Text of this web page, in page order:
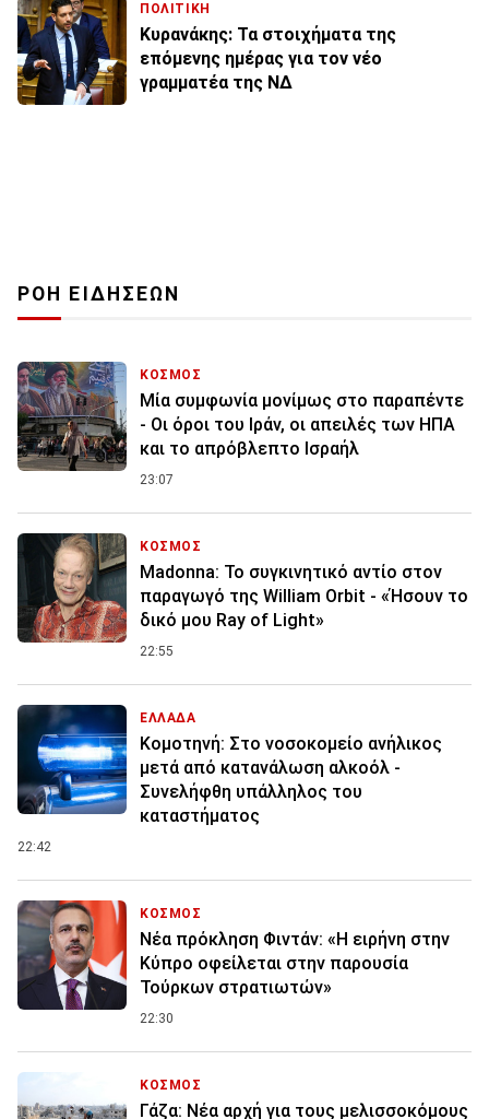
ΠΟΛΙΤΙΚΗ
Κυρανάκης: Τα στοιχήματα της
επόμενης ημέρας για τον νέο
γραμματέα της ΝΔ
ΡΟΗ ΕΙΔΗΣΕΩΝ
ΚΟΣΜΟΣ
Μία συμφωνία μονίμως στο παραπέντε
- Οι όροι του Ιράν, οι απειλές των ΗΠΑ
και το απρόβλεπτο Ισραήλ
23:07
ΚΟΣΜΟΣ
Madonna: Το συγκινητικό αντίο στον
παραγωγό της William Orbit - «Ήσουν το
δικό μου Ray of Light»
22:55
ΕΛΛΑΔΑ
Κομοτηνή: Στο νοσοκομείο ανήλικος
μετά από κατανάλωση αλκοόλ -
Συνελήφθη υπάλληλος του
καταστήματος
22:42
ΚΟΣΜΟΣ
Νέα πρόκληση Φιντάν: «Η ειρήνη στην
Κύπρο οφείλεται στην παρουσία
Τούρκων στρατιωτών»
22:30
ΚΟΣΜΟΣ
Γάζα: Νέα αρχή για τους μελισσοκόμους